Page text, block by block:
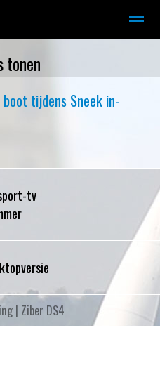
tonen
tijdens Sneek in-
tv
| Ziber DS4